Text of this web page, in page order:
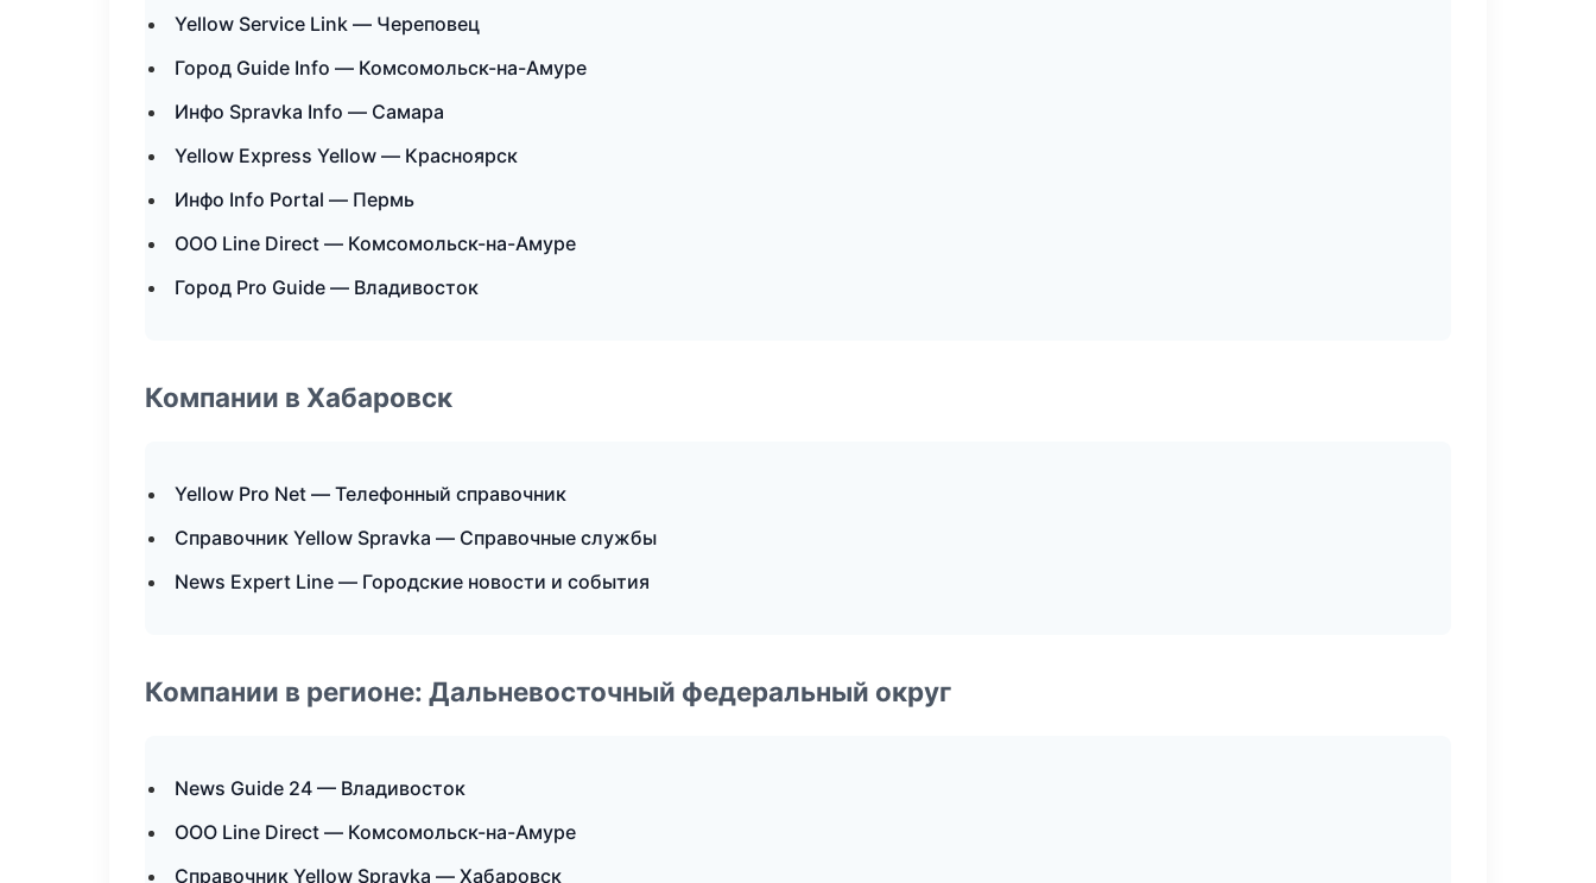
Yellow Service Link — Череповец
Город Guide Info — Комсомольск-на-Амуре
Инфо Spravka Info — Самара
Yellow Express Yellow — Красноярск
Инфо Info Portal — Пермь
ООО Line Direct — Комсомольск-на-Амуре
Город Pro Guide — Владивосток
Компании в Хабаровск
Yellow Pro Net — Телефонный справочник
Справочник Yellow Spravka — Справочные службы
News Expert Line — Городские новости и события
Компании в регионе: Дальневосточный федеральный округ
News Guide 24 — Владивосток
ООО Line Direct — Комсомольск-на-Амуре
Справочник Yellow Spravka — Хабаровск